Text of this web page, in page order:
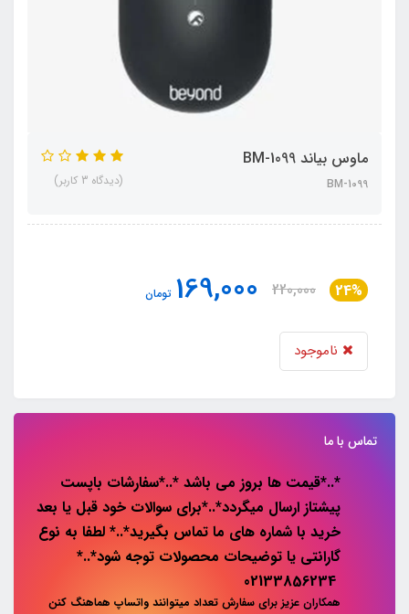
ماوس بیاند BM-1099
BM-1099 (دیدگاه 3 کاربر)
24%
220,000
169,000 تومان
ناموجود
تماس با ما
*..*قیمت ها بروز می باشد *..*سفارشات باپست
پیشتاز ارسال میگردد*..*برای سوالات خود قبل یا بعد
خرید با شماره های ما تماس بگیرید*..* لطفا به نوع
گارانتی یا توضیحات محصولات توجه شود*..*
همکاران عزیز برای سفارش تعداد میتوانند واتساپ هماهنگ کنن